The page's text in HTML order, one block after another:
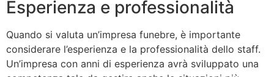
Esperienza e professionalità
Quando si valuta un’impresa funebre, è importante
considerare l’esperienza e la professionalità dello staff.
Un’impresa con anni di esperienza avrà sviluppato una